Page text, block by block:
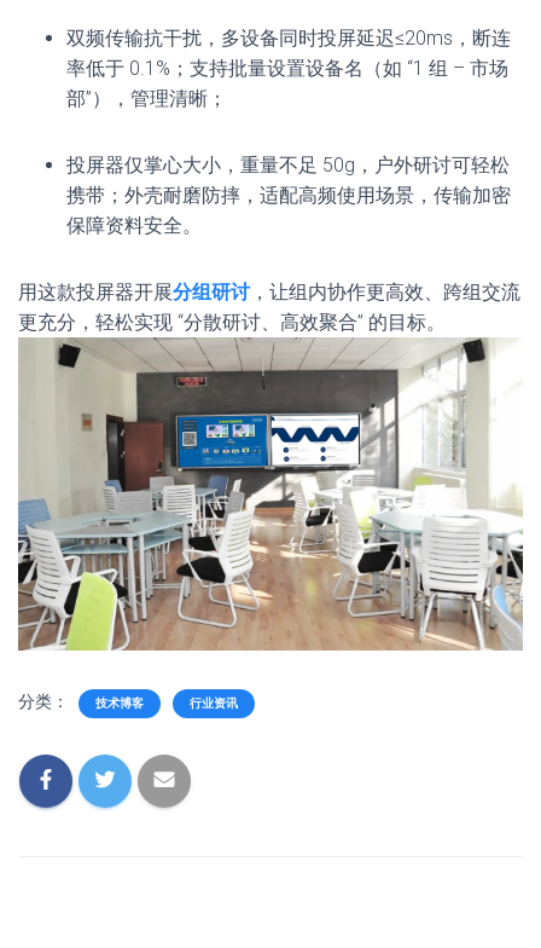
双频传输抗干扰，多设备同时投屏延迟≤20ms，断连
率低于 0.1%；支持批量设置设备名（如 “1 组 – 市场
部”），管理清晰；
投屏器仅掌心大小，重量不足 50g，户外研讨可轻松
携带；外壳耐磨防摔，适配高频使用场景，传输加密
保障资料安全。
用这款投屏器开展分组研讨，让组内协作更高效、跨组交流
更充分，轻松实现 “分散研讨、高效聚合” 的目标。
分类： 技术博客 行业资讯